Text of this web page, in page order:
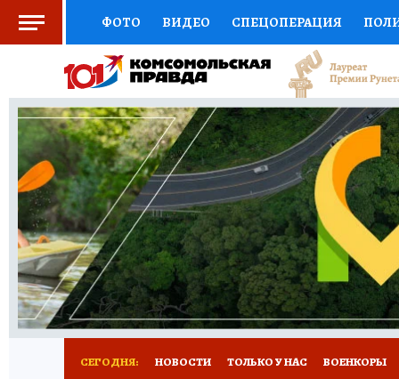
ФОТО ВИДЕО СПЕЦОПЕРАЦИЯ
СОЦПОДДЕРЖКА НАУКА СПОРТ
ВЫБОР ЭКСПЕРТОВ ДОКТОР
КНИЖНАЯ ПОЛКА ПРОГНОЗЫ НА СПОРТ
ПРЕСС-ЦЕНТР НЕДВИЖИМОСТЬ
РАДИО КП РЕКЛАМА ТЕСТЫ НОВОЕ
СЕГОДНЯ: НОВОСТИ ТОЛЬКО У НАС ВОЕНКОРЫ